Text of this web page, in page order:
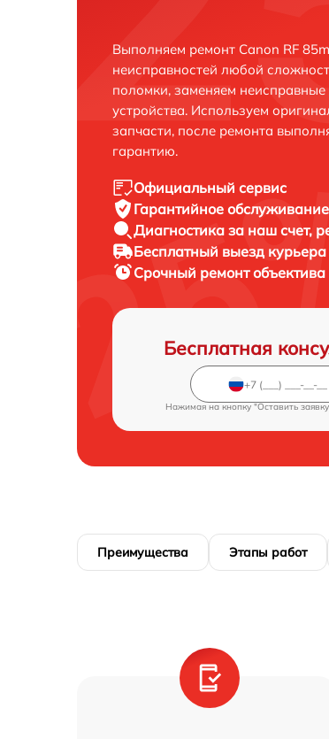
Выполняем ремонт Canon RF
неисправностей любой
поломки, заменяем
устройства. Используем
запчасти, после ремонта
гарантию.
Официальный сервис
Гарантийное обслуживание
Диагностика за наш счет,
Бесплатный выезд курьера
Срочный ремонт
Бесплатная
Нажимая на кнопку "Оставить
Преимущества Этапы работ